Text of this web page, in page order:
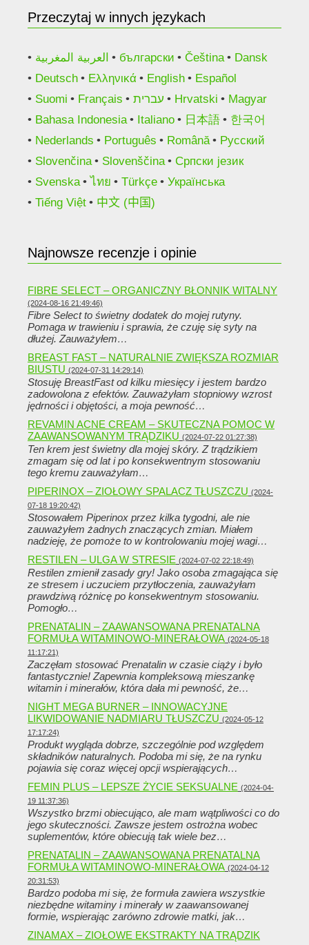
Przeczytaj w innych językach
العربية المغربية български Čeština
Dansk
Deutsch
Ελληνικά English
Español
Suomi
Français עברית Hrvatski
Magyar
Bahasa Indonesia
Italiano 日本語
한국어
Nederlands
Português Română
Русский
Slovenčina
Slovenščina
Српски језик
Svenska
ไทย Türkçe
Українська
Tiếng Việt
中文 (中国)
Najnowsze recenzje i opinie
FIBRE SELECT – ORGANICZNY BŁONNIK WITALNY
(2024-08-16 21:49:46)
Fibre Select to świetny dodatek do mojej rutyny.
Pomaga w trawieniu i sprawia, że ​​czuję się syty na
dłużej. Zauważyłem…
BREAST FAST – NATURALNIE ZWIĘKSZA ROZMIAR
BIUSTU (2024-07-31 14:29:14)
Stosuję BreastFast od kilku miesięcy i jestem bardzo
zadowolona z efektów. Zauważyłam stopniowy wzrost
jędrności i objętości, a moja pewność…
REVAMIN ACNE CREAM – SKUTECZNA POMOC W
ZAAWANSOWANYM TRĄDZIKU (2024-07-22 01:27:38)
Ten krem ​​jest świetny dla mojej skóry. Z trądzikiem
zmagam się od lat i po konsekwentnym stosowaniu
tego kremu zauważyłam…
PIPERINOX – ZIOŁOWY SPALACZ TŁUSZCZU (2024-
07-18 19:20:42)
Stosowałem Piperinox przez kilka tygodni, ale nie
zauważyłem żadnych znaczących zmian. Miałem
nadzieję, że pomoże to w kontrolowaniu mojej wagi…
RESTILEN – ULGA W STRESIE (2024-07-02 22:18:49)
Restilen zmienił zasady gry! Jako osoba zmagająca się
ze stresem i uczuciem przytłoczenia, zauważyłam
prawdziwą różnicę po konsekwentnym stosowaniu.
Pomogło…
PRENATALIN – ZAAWANSOWANA PRENATALNA
FORMUŁA WITAMINOWO-MINERAŁOWA (2024-05-18
11:17:21)
Zaczęłam stosować Prenatalin w czasie ciąży i było
fantastycznie! Zapewnia kompleksową mieszankę
witamin i minerałów, która dała mi pewność, że…
NIGHT MEGA BURNER – INNOWACYJNE
LIKWIDOWANIE NADMIARU TŁUSZCZU (2024-05-12
17:17:24)
Produkt wygląda dobrze, szczególnie pod względem
składników naturalnych. Podoba mi się, że na rynku
pojawia się coraz więcej opcji wspierających…
FEMIN PLUS – LEPSZE ŻYCIE SEKSUALNE (2024-04-
19 11:37:36)
Wszystko brzmi obiecująco, ale mam wątpliwości co do
jego skuteczności. Zawsze jestem ostrożna wobec
suplementów, które obiecują tak wiele bez…
PRENATALIN – ZAAWANSOWANA PRENATALNA
FORMUŁA WITAMINOWO-MINERAŁOWA (2024-04-12
20:31:53)
Bardzo podoba mi się, że formuła zawiera wszystkie
niezbędne witaminy i minerały w zaawansowanej
formie, wspierając zarówno zdrowie matki, jak…
ZINAMAX – ZIOŁOWE EKSTRAKTY NA TRĄDZIK